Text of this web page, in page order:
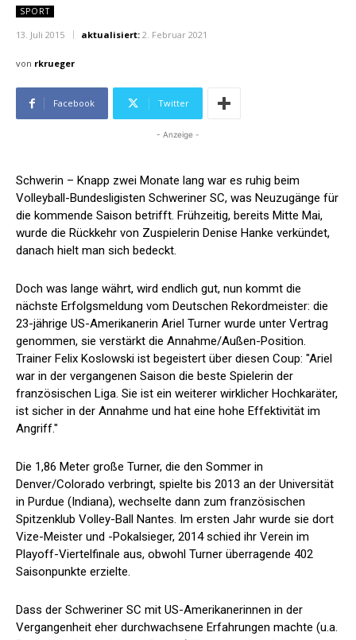
SPORT
13. Juli 2015 aktualisiert: 2. Februar 2021
von rkrueger
Facebook Twitter
- Anzeige -
Schwerin – Knapp zwei Monate lang war es ruhig beim
Volleyball-Bundesligisten Schweriner SC, was Neuzugänge für
die kommende Saison betrifft. Frühzeitig, bereits Mitte Mai,
wurde die Rückkehr von Zuspielerin Denise Hanke verkündet,
danach hielt man sich bedeckt.
Doch was lange währt, wird endlich gut, nun kommt die
nächste Erfolgsmeldung vom Deutschen Rekordmeister: die
23-jährige US-Amerikanerin Ariel Turner wurde unter Vertrag
genommen, sie verstärkt die Annahme/Außen-Position.
Trainer Felix Koslowski ist begeistert über diesen Coup: "Ariel
war in der vergangenen Saison die beste Spielerin der
französischen Liga. Sie ist ein weiterer wirklicher Hochkaräter,
ist sicher in der Annahme und hat eine hohe Effektivität im
Angriff."
Die 1,86 Meter große Turner, die den Sommer in
Denver/Colorado verbringt, spielte bis 2013 an der Universität
in Purdue (Indiana), wechselte dann zum französischen
Spitzenklub Volley-Ball Nantes. Im ersten Jahr wurde sie dort
Vize-Meister und -Pokalsieger, 2014 schied ihr Verein im
Playoff-Viertelfinale aus, obwohl Turner überragende 402
Saisonpunkte erzielte.
Dass der Schweriner SC mit US-Amerikanerinnen in der
Vergangenheit eher durchwachsene Erfahrungen machte (u.a.